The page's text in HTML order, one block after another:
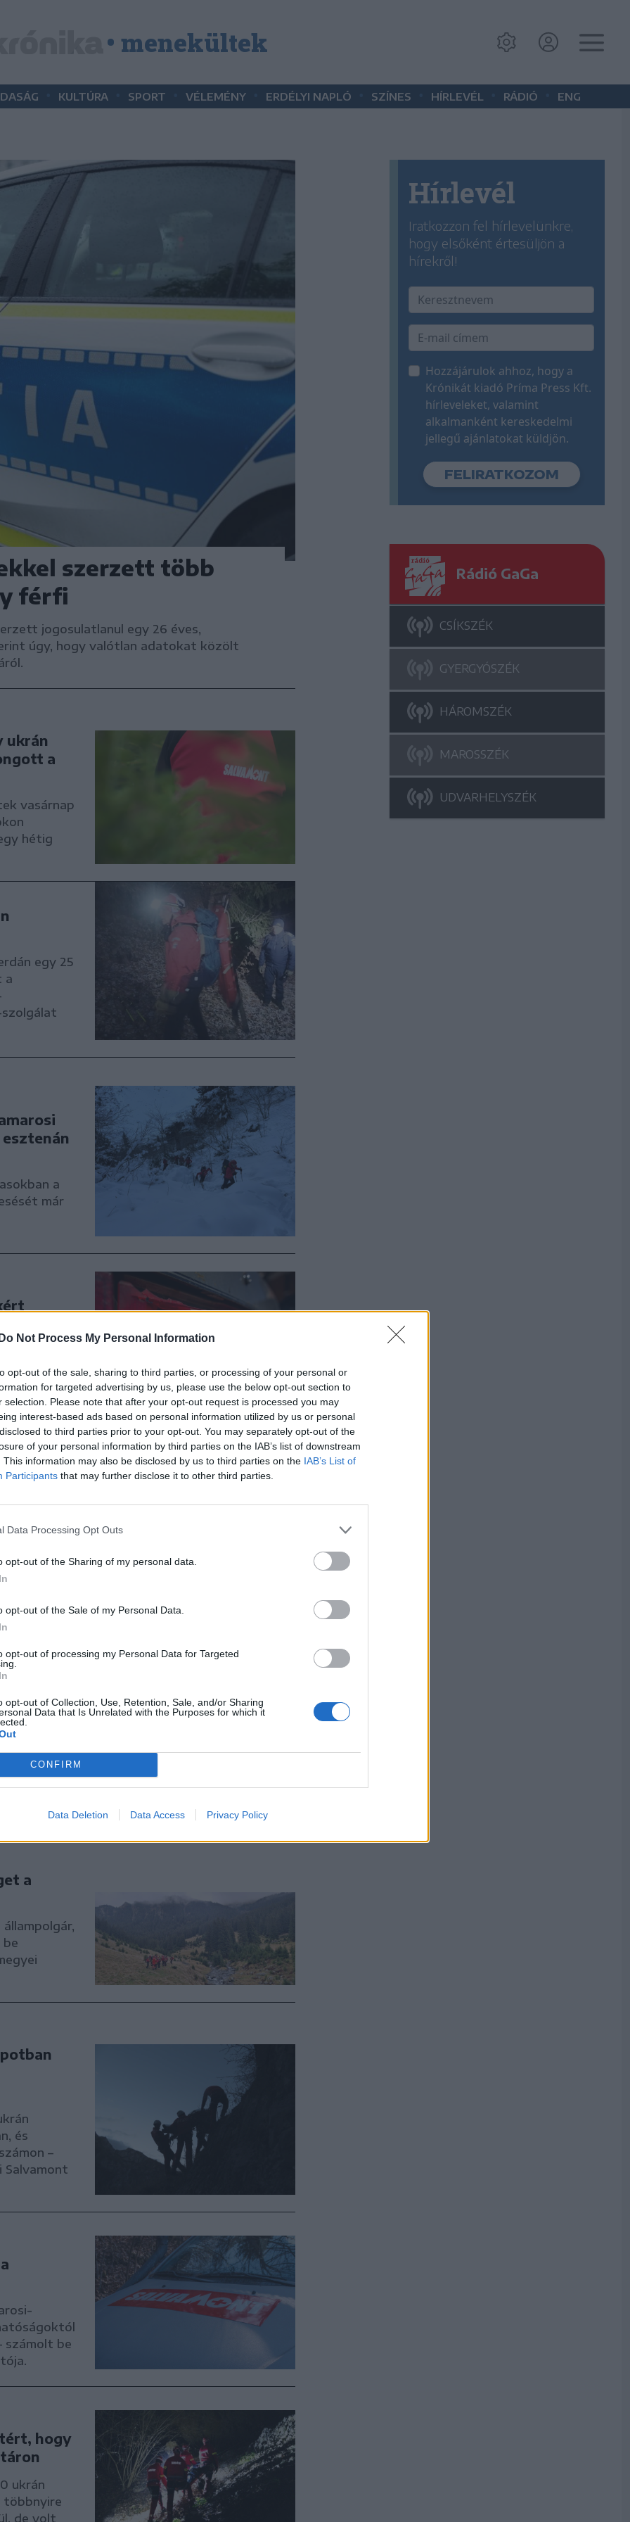
Do Not Process My Personal Information
opt-out of the sale, sharing to third parties, or processing of your personal or
for targeted advertising by us, please use the below opt-out section to
selection. Please note that after your opt-out request is processed you may
interest-based ads based on personal information utilized by us or personal
to third parties prior to your opt-out. You may separately opt-out of the
of your personal information by third parties on the IAB’s list of downstream
This information may also be disclosed by us to third parties on the IAB’s List of
Participants that may further disclose it to other third parties.
Data Processing Opt Outs
opt-out of the Sharing of my personal data.
opt-out of the Sale of my Personal Data.
opt-out of processing my Personal Data for Targeted
opt-out of Collection, Use, Retention, Sale, and/or Sharing
Data that Is Unrelated with the Purposes for which it
CONFIRM
Data Deletion Data Access Privacy Policy
• menekültek
KULTÚRA SPORT VÉLEMÉNY ERDÉLYI NAPLÓ SZÍNES HÍRLEVÉL RÁDIÓ ENG
szerzett több
férfi
jogosulatlanul egy 26 éves,
úgy, hogy valótlan adatokat közölt
ukrán
a
vasárnap
hétig
egy 25
a
a
már
óta
hogy
áramlását.
otthon
két,
megyei
a
és
–
Salvamont
számolt be
hogy
ukrán
többnyire
de volt
Hírlevél
Iratkozzon fel hírlevelünkre,
hogy elsőként értesüljön a
hírekről!
Hozzájárulok ahhoz, hogy a
Krónikát kiadó Príma Press Kft.
hírleveleket, valamint
alkalmanként kereskedelmi
jellegű ajánlatokat küldjön.
Rádió GaGa
CSÍKSZÉK
GYERGYÓSZÉK
HÁROMSZÉK
MAROSSZÉK
UDVARHELYSZÉK